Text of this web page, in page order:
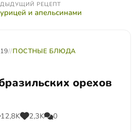
РЕЦЕПТ
и апельсинами
//ПОСТНЫЕ БЛЮДА
орехов
12,8K 2,3K 0